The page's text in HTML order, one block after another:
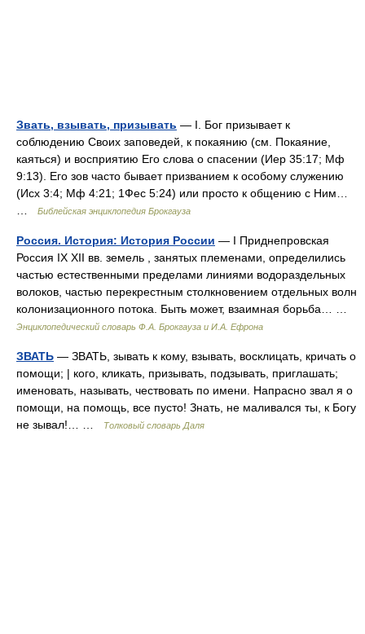
Звать, взывать, призывать — I. Бог призывает к
соблюдению Своих заповедей, к покаянию (см. Покаяние,
каяться) и восприятию Его слова о спасении (Иер 35:17; Мф
9:13). Его зов часто бывает призванием к особому служению
(Исх 3:4; Мф 4:21; 1Фес 5:24) или просто к общению с Ним…
Библейская энциклопедия Брокгауза
Россия. История: История России — I Приднепровская
Россия IX XII вв. земель , занятых племенами, определились
частью естественными пределами линиями водораздельных
волоков, частью перекрестным столкновением отдельных волн
колонизационного потока. Быть может, взаимная борьба… …
Энциклопедический словарь Ф.А. Брокгауза и И.А. Ефрона
ЗВАТЬ — ЗВАТЬ, зывать к кому, взывать, восклицать, кричать о
помощи; | кого, кликать, призывать, подзывать, приглашать;
именовать, называть, чествовать по имени. Напрасно звал я о
помощи, на помощь, все пусто! Знать, не маливался ты, к Богу
не зывал!… …
Толковый словарь Даля